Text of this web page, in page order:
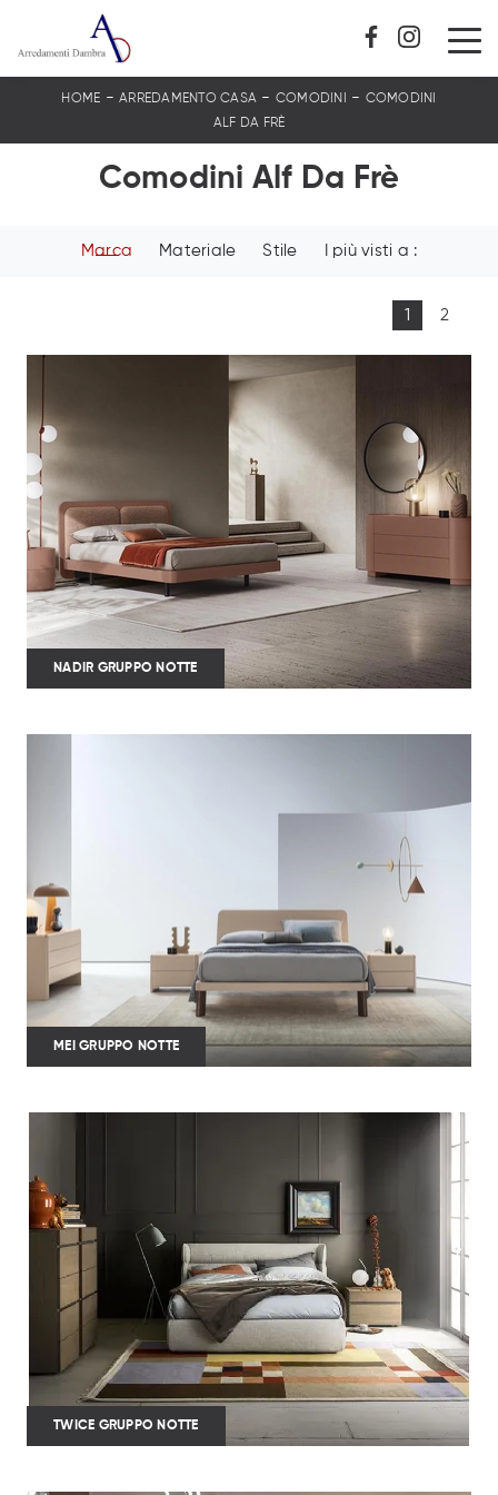
HOME -ARREDAMENTO CASA - COMODINI - COMODINI
ALF DA FRÈ
Comodini Alf Da Frè
Marca Materiale Stile I più visti a :
1 2
NADIR GRUPPO NOTTE
MEI GRUPPO NOTTE
TWICE GRUPPO NOTTE